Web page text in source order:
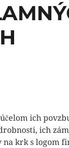
ich
ich
na krk s logom